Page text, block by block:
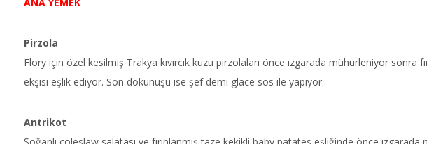
Pirzola
Flory için özel kesilmiş Trakya kıvırcık kuzu pirzolaları önce ızgarada mühürleniyor sonra
ekşisi eşlik ediyor. Son dokunuşu ise şef demi glace sos ile yapıyor.
Antrikot